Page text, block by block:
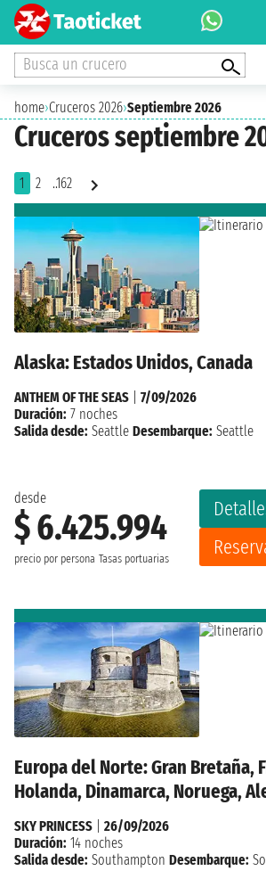
Busca un crucero
home›Cruceros 2026›Septiembre 2026
Cruceros septiembre
1 2 ..162
Alaska: Estados Unidos, Canada
desde
$ 6.425.994
precio por persona Tasas portuarias
ANTHEM OF THE SEAS
7/09/2026
Duración: 7 noches
Salida desde: Seattle Desembarque: Seattle
Europa del Norte: Gran Bretaña,
Holanda, Dinamarca, Noruega,
SKY PRINCESS
26/09/2026
Duración: 14 noches
Salida desde: Southampton Desembarque: